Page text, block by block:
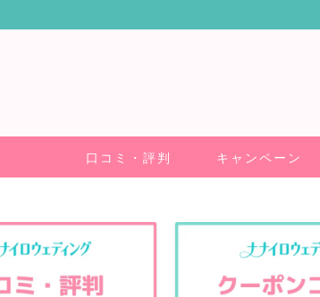
口コミ・評判 キャンペーン